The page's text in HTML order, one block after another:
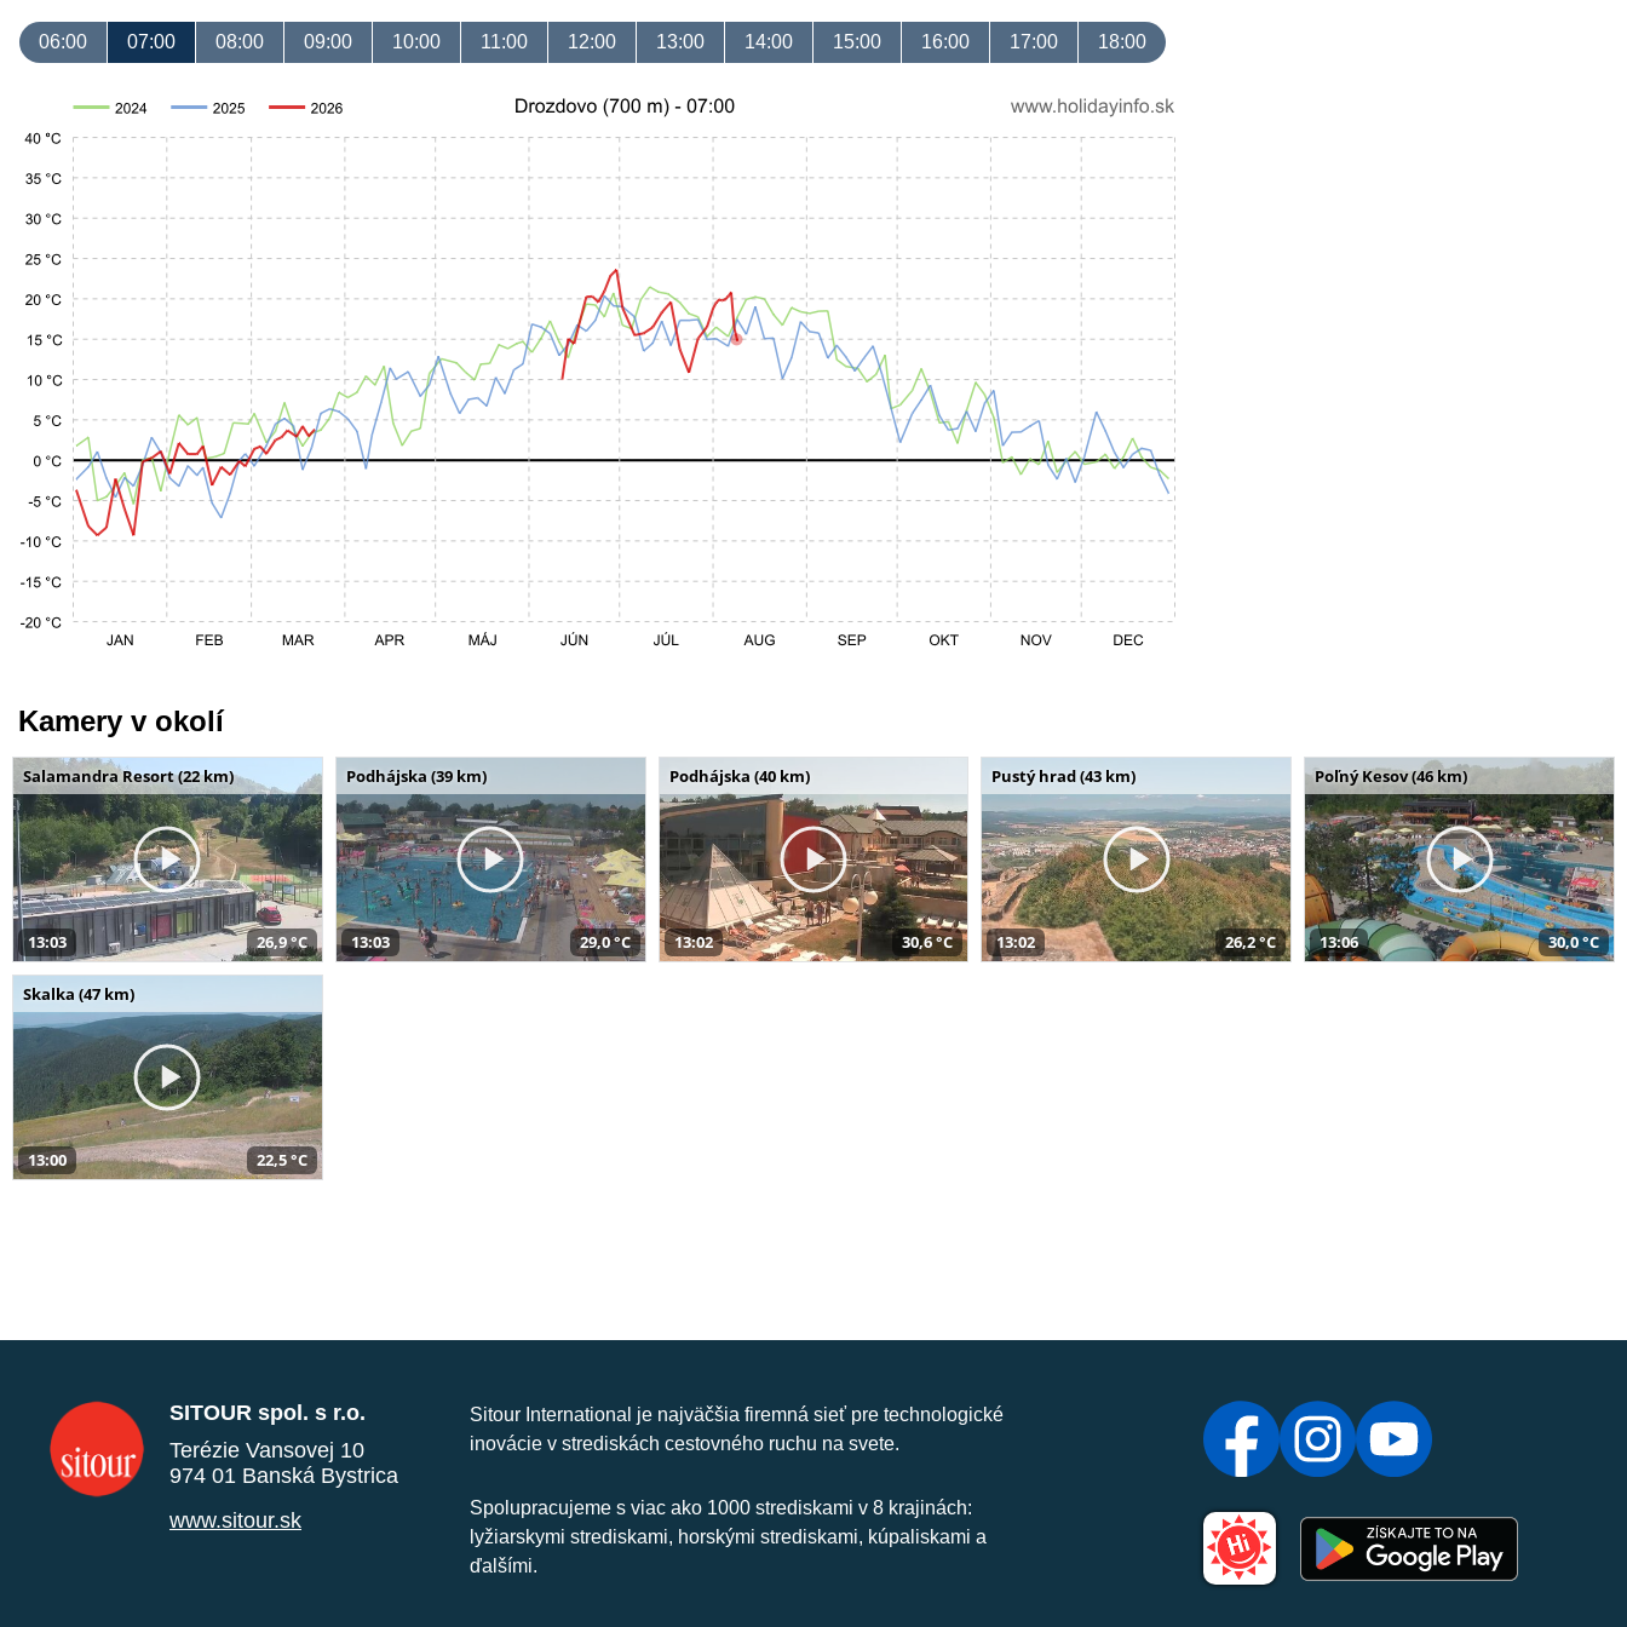
06:00 07:00 08:00 09:00 10:00 11:00 12:00 13:00 14:00 15:00 16:00 17:00 18:00
Kamery v okolí
Salamandra Resort (22 km)
13:03 26,9 °C
Podhájska (39 km)
13:03 29,0 °C
Podhájska (40 km)
13:02 30,6 °C
Pustý hrad (43 km)
13:02 26,2 °C
Poľný Kesov (46 km)
13:06 30,0 °C
Skalka (47 km)
13:00 22,5 °C
SITOUR spol. s r.o.
Terézie Vansovej 10
974 01 Banská Bystrica
www.sitour.sk
Sitour International je najväčšia firemná sieť pre technologické
inovácie v strediskách cestovného ruchu na svete.
Spolupracujeme s viac ako 1000 strediskami v 8 krajinách:
lyžiarskymi strediskami, horskými strediskami, kúpaliskami a
ďalšími.